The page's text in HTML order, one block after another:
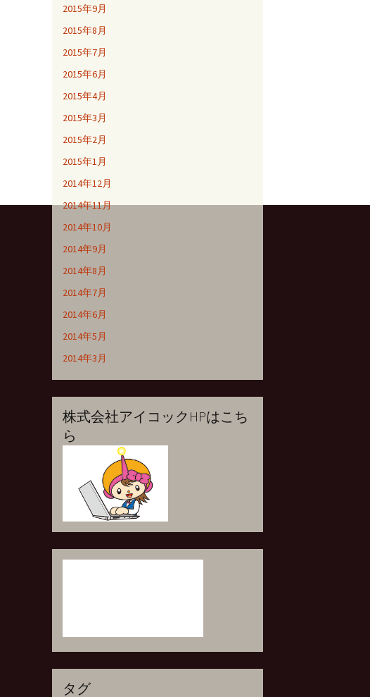
2015年9月
2015年8月
2015年7月
2015年6月
2015年4月
2015年3月
2015年2月
2015年1月
2014年12月
2014年11月
2014年10月
2014年9月
2014年8月
2014年7月
2014年6月
2014年5月
2014年3月
株式会社アイコックHPはこち
ら
タグ